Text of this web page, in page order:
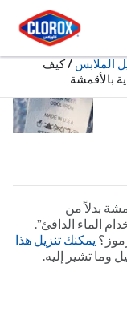
الملابس حالياً:
كيف
بالأقمشة
بدلاً من
الماء الدافئ”.
يمكنك تنزيل هذا
وما تشير إليه.